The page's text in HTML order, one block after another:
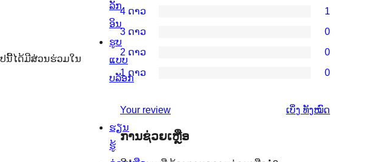
ປນີ້ໄດ້ມີສ່ວນຮ່ວມໃນ
ວິຈານ
5
ດາວ
ຈຳນວນ
ລາຍການ
ການ
ວິຈານ
4
ດາວ
1
ລາຍການ
4 ດາວ 1
ການ
ວິຈານ
3
ຈຳນວນ
0
3 ດາວ 0
ການ
ວິຈານ
ດາວ
ຈຳນວນ
2 ດາວ 0
ການ
1
ດາວ
1 ດາວ 0
Your review ເບິ່ງ ຄຳ
ທັງໝົດ
ການຊ່ວຍເຫຼືອ
ລັກ
ອິນ
ຮູບ
ແບບ
ບລັອກ
ຮຽນ
ຮູ້